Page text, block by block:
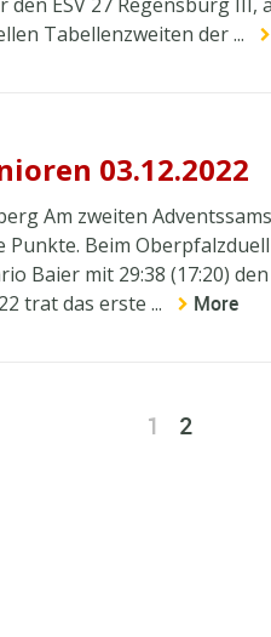
Tabellenzweiten der ...
03.12.2022
Am zweiten
Beim
Baier mit 29:38 (17:20)
trat das erste ...
More
1 2